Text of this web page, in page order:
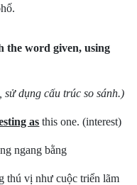
the word given, using
dụng cấu trúc so sánh.)
as this one. (interest)
ngang bằng
thú vị như cuộc triển lãm